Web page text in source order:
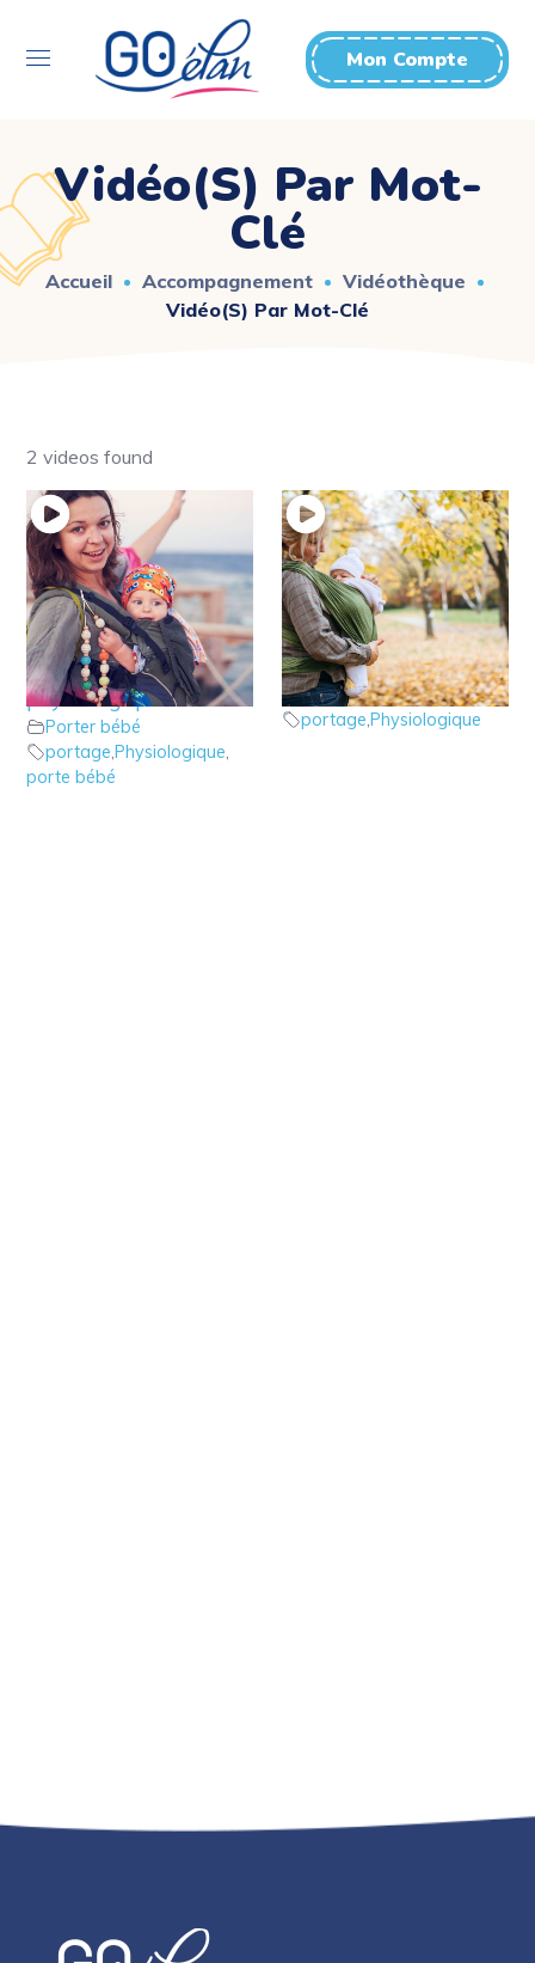
Mon Compte
Vidéo(s) Par Mot-
Clé
Accueil Accompagnement
Vidéothèque
Vidéo(s) Par Mot-Clé
2 videos found
8 – Le portage en
porte bébé
physiologique
Porter bébé
portage,Physiologique,
porte bébé
2 – Le portage
physiologique
Porter bébé
portage,Physiologique